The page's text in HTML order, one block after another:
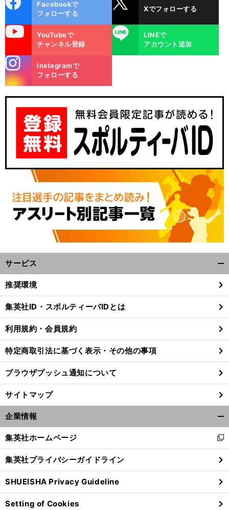
前
ok
Facebookで
フォローする
Xでフォローする
YouTubeで
チャンネル登録
LINE
LINEで
アカウント追加
m
Instagramで
フォローする
サービス
閉
る
推奨環境
集英社ID・スポルティーバIDとは
利用規約・会員規約
特定商取引法に基づく表示・その他の事項
ブラウザプッシュ通知について
サイトマップ
企業情報
閉
る
集英社ホームページ
新
し
い
ウ
ィ
ン
ド
集英社プライバシーガイドライン
SHUEISHA Privacy Guideline
Setting of Cookies